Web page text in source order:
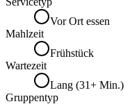
Vor Ort essen
Mahlzeit
Frühstück
Wartezeit
Lang (31+ Min.)
Gruppentyp